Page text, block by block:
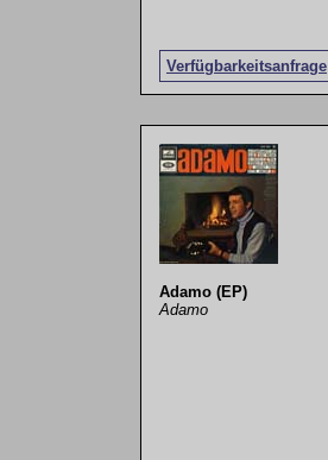
Verfügbarkeitsanfrage
Adamo (EP)
Adamo